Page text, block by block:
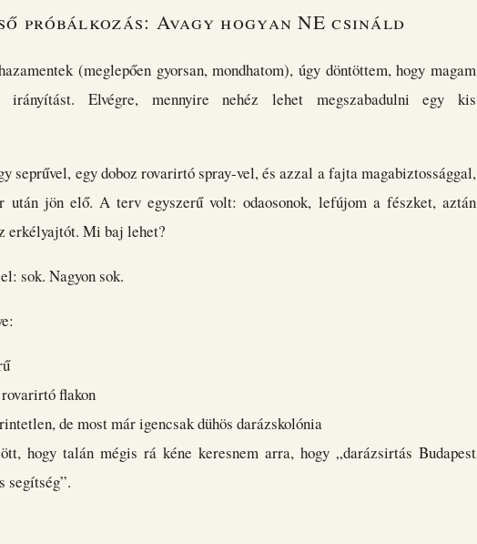
próbálkozás: Avagy hogyan NE csináld
(meglepően gyorsan, mondhatom), úgy döntöttem, hogy magam
irányítást. Elvégre, mennyire nehéz lehet megszabadulni egy kis
seprűvel, egy doboz rovarirtó spray-vel, és azzal a fajta magabiztossággal,
után jön elő. A terv egyszerű volt: odaosonok, lefújom a fészket, aztán
erkélyajtót. Mi baj lehet?
sok. Nagyon sok.
flakon
de most már igencsak dühös darázskolónia
hogy talán mégis rá kéne keresnem arra, hogy „darázsirtás Budapest
segítség”.